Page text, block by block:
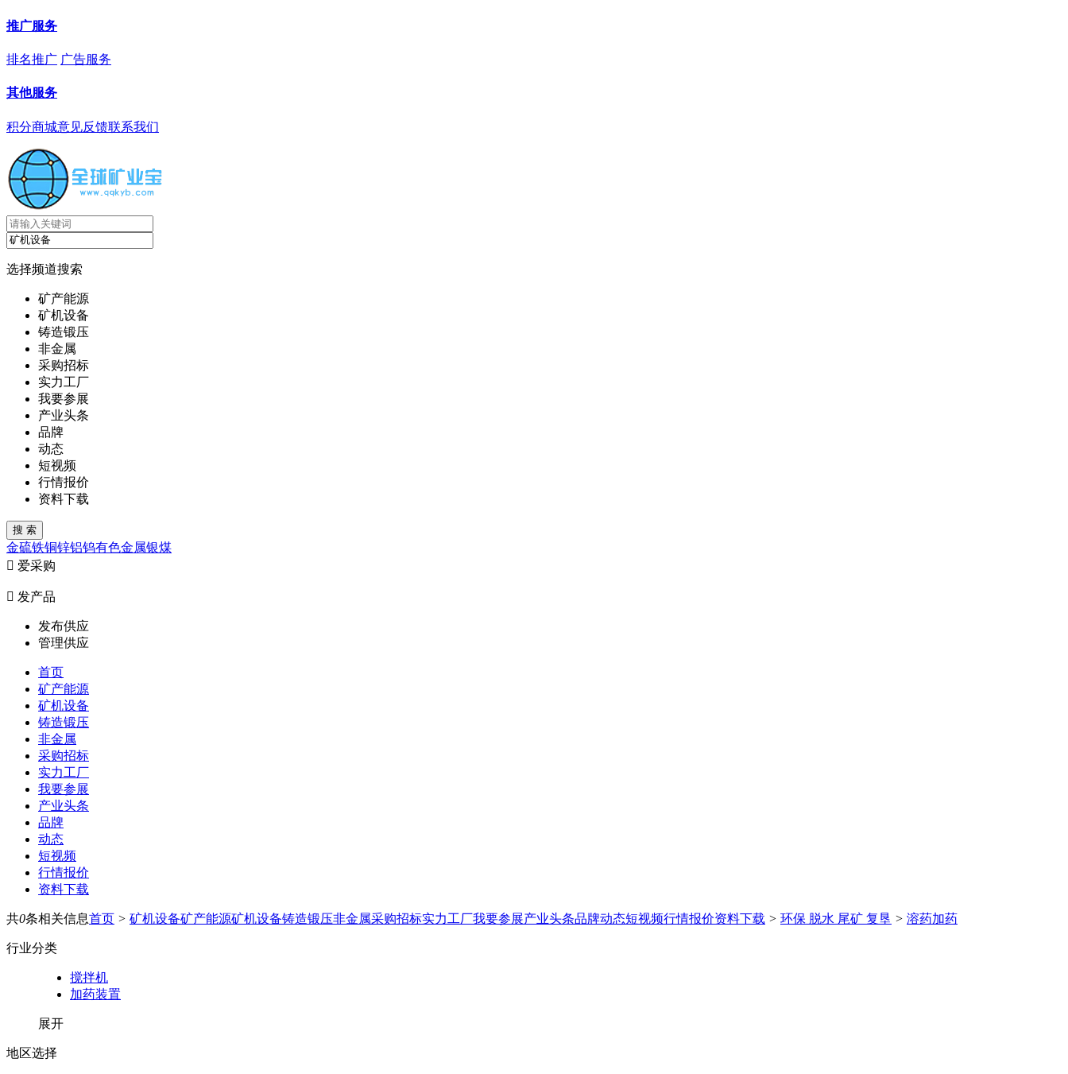
推广服务
排名推广 广告服务
其他服务
积分商城意见反馈联系我们
选择频道搜索
矿产能源
矿机设备
铸造锻压
非金属
采购招标
实力工厂
我要参展
产业头条
品牌
动态
短视频
行情报价
资料下载
金硫铁铜锌铝钨有色金属银煤
 爱采购
 发产品
发布供应
管理供应
首页
矿产能源
矿机设备
铸造锻压
非金属
采购招标
实力工厂
我要参展
产业头条
品牌
动态
短视频
行情报价
资料下载
共0条相关信息首页 > 矿机设备矿产能源矿机设备铸造锻压非金属采购招标实力工厂我要参展产业头条品牌动态短视频行情报价资料下载 > 环保 脱水 尾矿 复垦 > 溶药加药
行业分类
搅拌机
加药装置
展开
地区选择